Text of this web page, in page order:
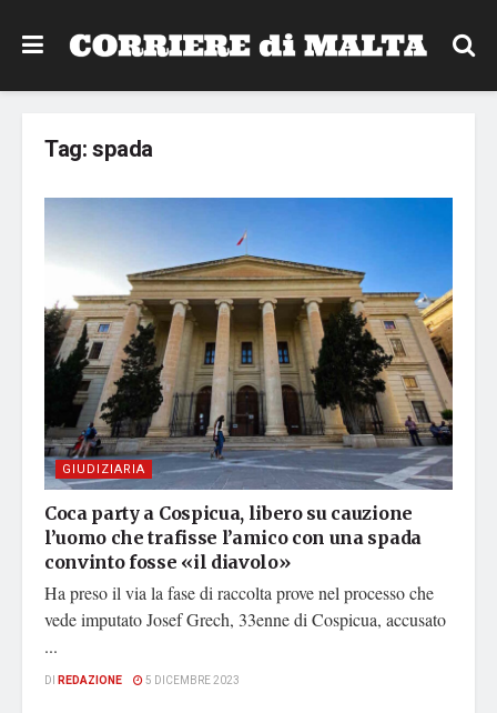
Tag:spada
GIUDIZIARIA
Coca party a Cospicua, libero su cauzione
l’uomo che trafisse l’amico con una spada
convinto fosse «il diavolo»
Ha preso il via la fase di raccolta prove nel processo che
vede imputato Josef Grech, 33enne di Cospicua, accusato
...
DI REDAZIONE 5 DICEMBRE 2023